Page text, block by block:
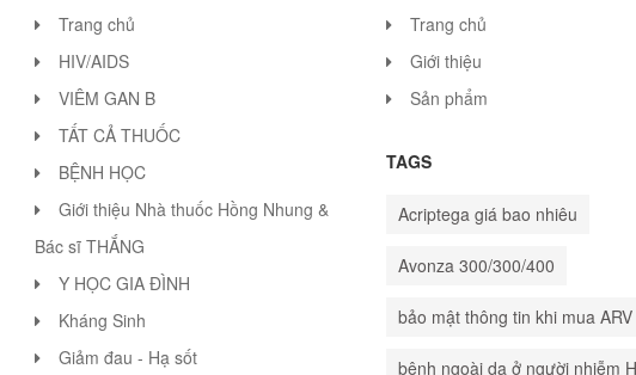
Trang chủ
HIV/AIDS
VIÊM GAN B
TẤT CẢ THUỐC
BỆNH HỌC
Giới thiệu Nhà thuốc Hồng Nhung &
Bác sĩ THẮNG
Y HỌC GIA ĐÌNH
Kháng Sinh
Giảm đau - Hạ sốt
Trang chủ
Giới thiệu
Sản phẩm
TAGS
Acriptega giá bao nhiêu
Avonza 300/300/400
bảo mật thông tin khi mua ARV
bệnh ngoài da ở người nhiễm